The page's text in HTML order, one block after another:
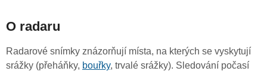
O radaru
Radarové snímky znázorňují místa, na kterých se vyskytují
srážky (přeháňky, bouřky, trvalé srážky). Sledování počasí